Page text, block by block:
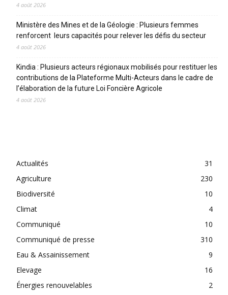
4 août 2026
Ministère des Mines et de la Géologie : Plusieurs femmes
renforcent leurs capacités pour relever les défis du secteur
4 août 2026
Kindia : Plusieurs acteurs régionaux mobilisés pour restituer les
contributions de la Plateforme Multi-Acteurs dans le cadre de
l’élaboration de la future Loi Foncière Agricole
4 août 2026
Actualités
31
Agriculture
230
Biodiversité
10
Climat
4
Communiqué
10
Communiqué de presse
310
Eau & Assainissement
9
Elevage
16
Énergies renouvelables
2